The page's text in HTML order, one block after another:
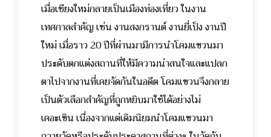
เมื่อเชียงใหม่กลายเป็นเมืองท่องเที่ยว ในงาน
เทศกาลสำคัญ เช่น งานสงกรานต์ งานยี่เป็ง งานปี
ใหม่ เมื่อราว 20 ปีที่ผ่านมามีการนำโคมแขวนมา
ประดับตกแต่งสถานที่ให้มีความน่าสนใจและแปลก
ตาไปจากงานที่เคยจัดกันในอดีต โคมแขวนจึงกลาย
เป็นตัวเลือกสำคัญที่ถูกหยิบมาใช้ได้อย่างไม่
เคอะเขิน เนื่องจากแต่เดิมนิยมนำโคมแขวนมา